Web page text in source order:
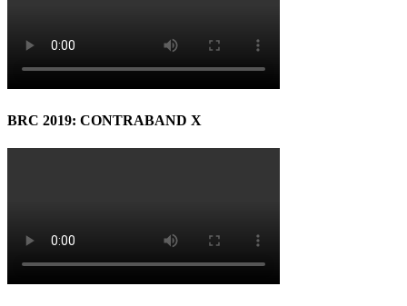
BRC 2019: CONTRABAND X